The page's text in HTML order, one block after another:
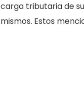
carga tributaria de
mismos. Estos